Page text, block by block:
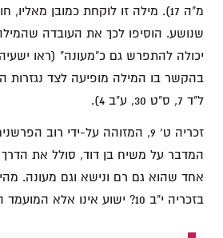
מ"ה 17). מילה זו לוקחת כמובן
בהקשר בו המילה מופיעה לצד נגזרות
ל"ד 7, ס"ט 30, ע"ב 4).
זכריה ט' 9, המזוהה על-ידי רוב
אחד שהוא גם רם ונישא וגם מעונה.
בזכריה י"ב 10? ישוע אינו אלא המועמד היחיד לתפקיד!